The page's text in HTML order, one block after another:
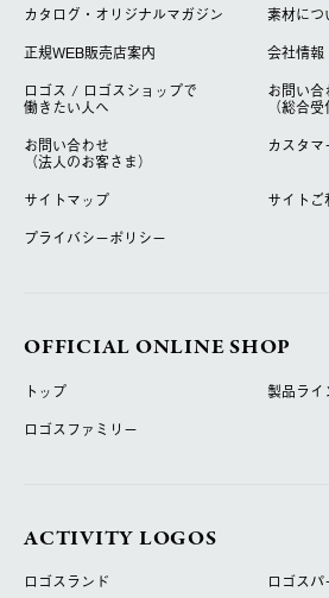
カタログ・オリジナルマガジン
素材につ
正規WEB販売店案内
会社情報
ロゴス / ロゴスショップで
働きたい人へ
お問い合
（総合受
お問い合わせ
（法人のお客さま）
カスタマ
サイトマップ
サイトご
プライバシーポリシー
OFFICIAL ONLINE SHOP
トップ
製品ライ
ロゴスファミリー
ACTIVITY LOGOS
ロゴスランド
ロゴスパ